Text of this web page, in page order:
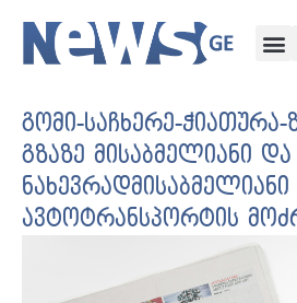
გომი-საჩხერე-ჭიათურა-
გზაზე მისაბმელიანი და
ნახევრადმისაბმელიანი
ავტოტრანსპორტის